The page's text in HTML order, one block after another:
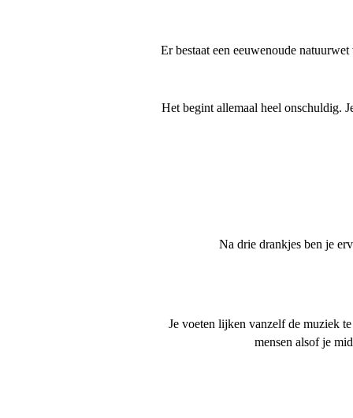
Er bestaat een eeuwenoude
Het begint allemaal heel onschuldig.
Na drie drankjes ben je
Je voeten lijken vanzelf de muziek
mensen alsof je